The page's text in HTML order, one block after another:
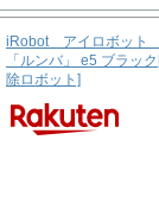
iRobot アイロボット
「ルンバ」 e5 ブラッ
除ロボット]